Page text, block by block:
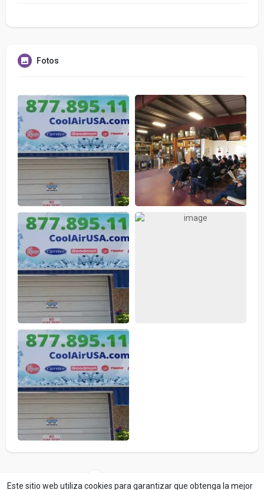
Este sitio web utiliza cookies para garantizar que obtenga la mejor
Fotos